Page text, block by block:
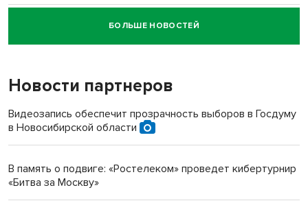
Новосибирский суд наказал водителя за смерть
пенсионерки на вокзале
БОЛЬШЕ НОВОСТЕЙ
Новости партнеров
Видеозапись обеспечит прозрачность выборов в Госдуму
в Новосибирской области
В память о подвиге: «Ростелеком» проведет кибертурнир
«Битва за Москву»